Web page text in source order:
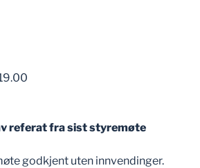
referat fra sist styremøte
godkjent uten innvendinger.